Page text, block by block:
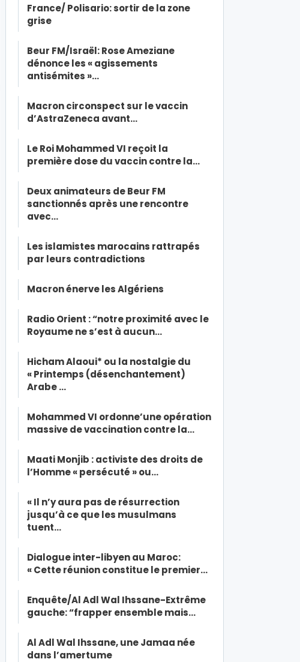
France/ Polisario: sortir de la zone
grise
Beur FM/Israël: Rose Ameziane
dénonce les « agissements
antisémites »…
Macron circonspect sur le vaccin
d’AstraZeneca avant…
Le Roi Mohammed VI reçoit la
première dose du vaccin contre la…
Deux animateurs de Beur FM
sanctionnés après une rencontre
avec…
Les islamistes marocains rattrapés
par leurs contradictions
Macron énerve les Algériens
Radio Orient : “notre proximité avec le
Royaume ne s’est à aucun…
Hicham Alaoui* ou la nostalgie du
« Printemps (désenchantement)
Arabe …
Mohammed VI ordonne’une opération
massive de vaccination contre la…
Maati Monjib : activiste des droits de
l’Homme « persécuté » ou…
« Il n’y aura pas de résurrection
jusqu’à ce que les musulmans
tuent…
Dialogue inter-libyen au Maroc:
« Cette réunion constitue le premier…
Enquête/Al Adl Wal Ihssane-Extrême
gauche: “frapper ensemble mais…
Al Adl Wal Ihssane, une Jamaa née
dans l’amertume